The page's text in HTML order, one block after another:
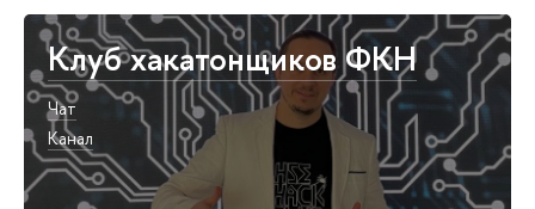
Клуб хакатонщиков ФКН
Чат
Канал